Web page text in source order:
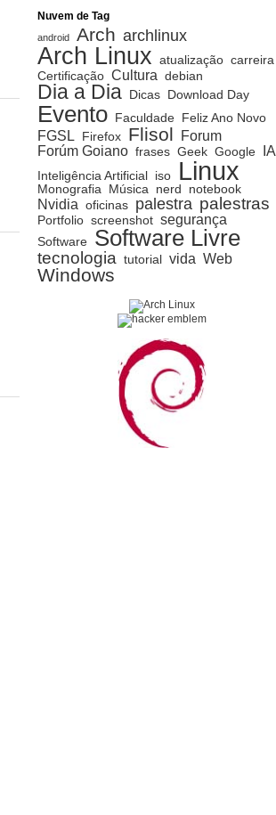
Nuvem de Tag
android Arch archlinux
Arch Linux atualização carreira
Certificação Cultura debian
Dia a Dia Dicas Download Day
Evento Faculdade Feliz Ano Novo
FGSL Firefox Flisol Forum
Forúm Goiano frases Geek Google IA
Inteligência Artificial iso Linux
Monografia Música nerd notebook
Nvidia oficinas palestra palestras
Portfolio screenshot segurança
Software Software Livre
tecnologia tutorial vida Web
Windows